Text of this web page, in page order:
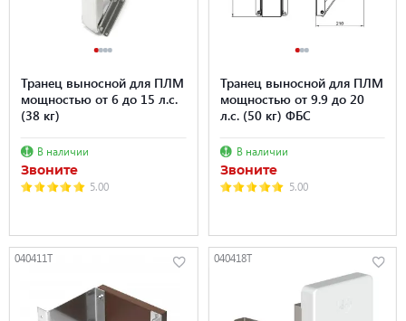
Транец выносной для ПЛМ
мощностью от 6 до 15 л.с.
(38 кг)
В наличии
Звоните
5.00
Транец выносной для ПЛМ
мощностью от 9.9 до 20
л.с. (50 кг) ФБС
В наличии
Звоните
5.00
040411T 040418T